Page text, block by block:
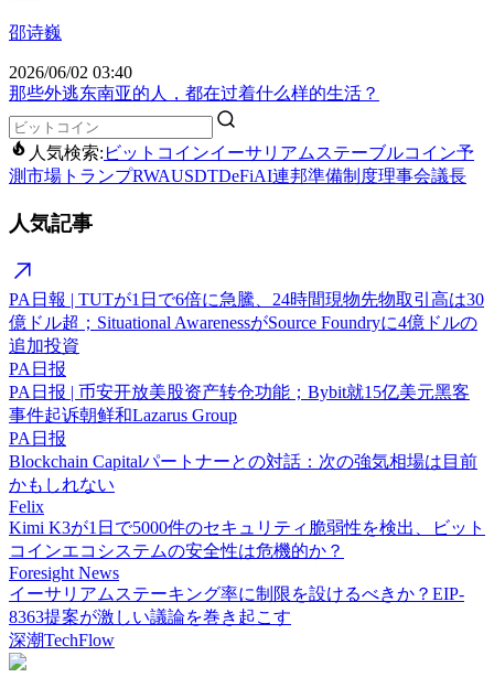
邵诗巍
2026/06/02 03:40
那些外逃东南亚的人，都在过着什么样的生活？
人気検索: ビットコインイーサリアム ステーブルコイン予
測市場 トランプRWAUSDTDeFiAI連邦準備制度理事会議長
人気記事
PA日報 | TUTが1日で6倍に急騰、24時間現物先物取引高は30
億ドル超；Situational AwarenessがSource Foundryに4億ドルの
追加投資
PA日报
PA日报 | 币安开放美股资产转仓功能；Bybit就15亿美元黑客
事件起诉朝鲜和Lazarus Group
PA日报
Blockchain Capitalパートナーとの対話：次の強気相場は目前
かもしれない
Felix
Kimi K3が1日で5000件のセキュリティ脆弱性を検出、ビット
コインエコシステムの安全性は危機的か？
Foresight News
イーサリアムステーキング率に制限を設けるべきか？EIP-
8363提案が激しい議論を巻き起こす
深潮TechFlow